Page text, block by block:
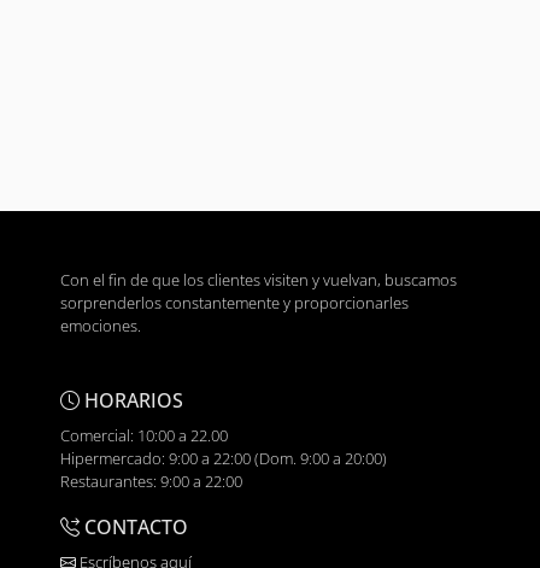
Con el fin de que los clientes visiten y vuelvan, buscamos
sorprenderlos constantemente y proporcionarles
emociones.
HORARIOS
Comercial: 10:00 a 22.00
Hipermercado: 9:00 a 22:00 (Dom. 9:00 a 20:00)
Restaurantes: 9:00 a 22:00
CONTACTO
Escríbenos aquí